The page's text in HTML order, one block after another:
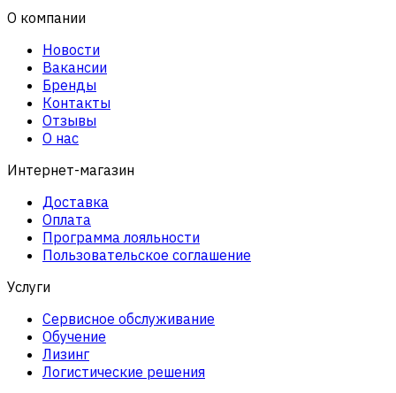
О компании
Новости
Вакансии
Бренды
Контакты
Отзывы
О нас
Интернет-магазин
Доставка
Оплата
Программа лояльности
Пользовательское соглашение
Услуги
Сервисное обслуживание
Обучение
Лизинг
Логистические решения